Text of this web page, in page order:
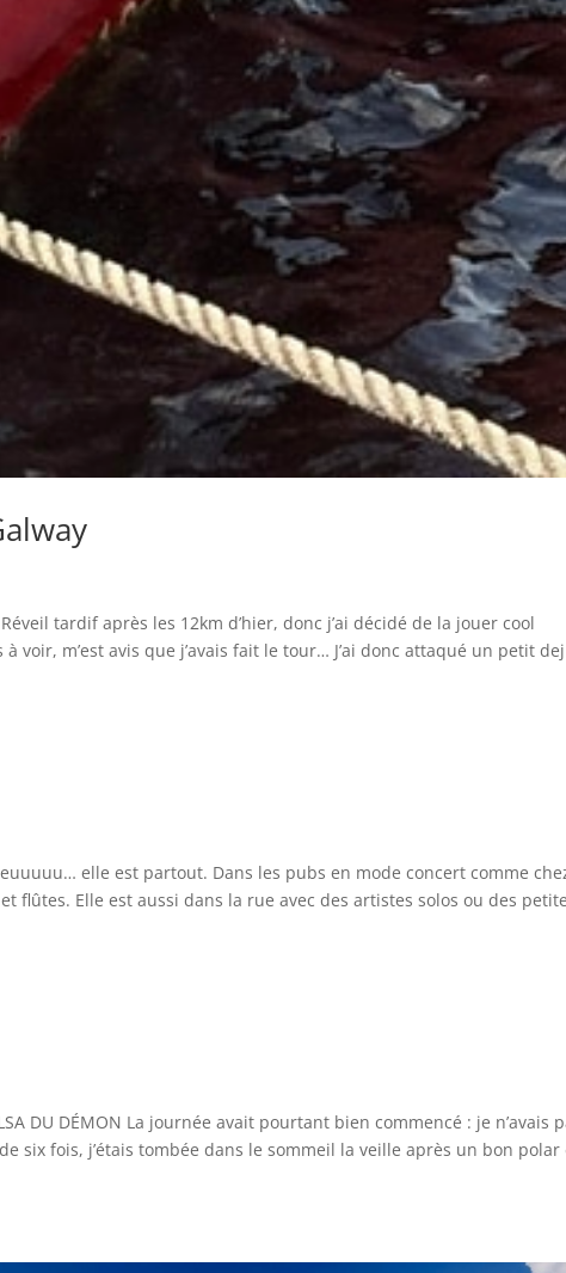
tardif après les 12km d’hier, donc j’ai décidé de la jouer cool
voir, m’est avis que j’avais fait le tour… J’ai donc attaqué un petit
elle est partout. Dans les pubs en mode concert comme
flûtes. Elle est aussi dans la rue avec des artistes solos ou des
DU DÉMON La journée avait pourtant bien commencé : je n’avais
six fois, j’étais tombée dans le sommeil la veille après un bon polar